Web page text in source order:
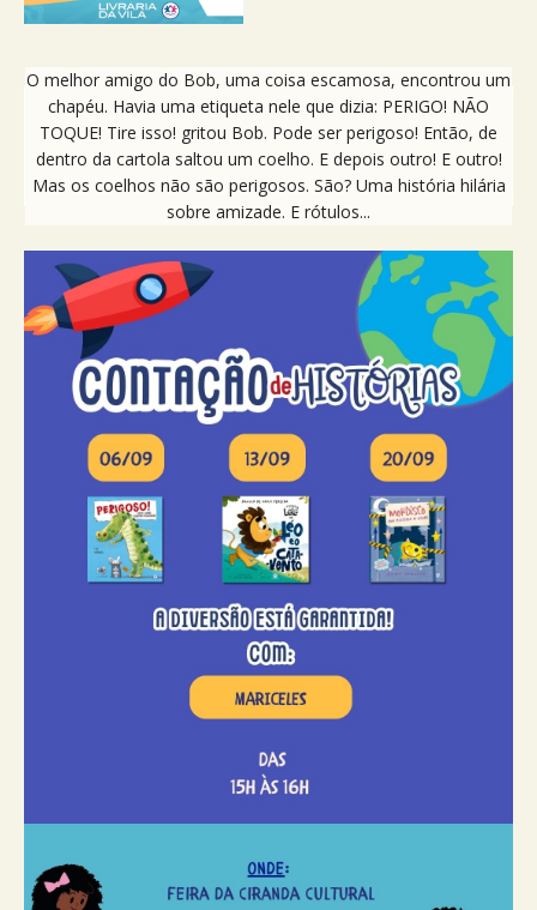
O melhor amigo do Bob, uma coisa escamosa, encontrou um
chapéu. Havia uma etiqueta nele que dizia: PERIGO! NÃO
TOQUE! Tire isso! gritou Bob. Pode ser perigoso! Então, de
dentro da cartola saltou um coelho. E depois outro! E outro!
Mas os coelhos não são perigosos. São? Uma história hilária
sobre amizade. E rótulos...